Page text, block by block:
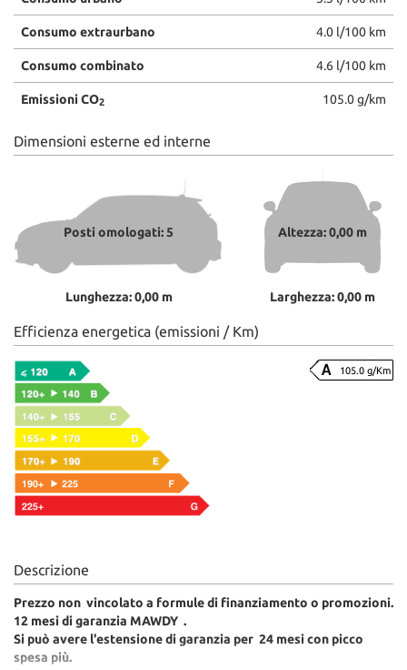
Consumo extraurbano 4.0 l/100 km
Consumo combinato 4.6 l/100 km
Emissioni CO2 105.0 g/km
Dimensioni esterne ed interne
Posti omologati: 5
Lunghezza: 0,00 m
Altezza: 0,00 m
Larghezza: 0,00 m
Efficienza energetica (emissioni / Km)
105.0 g/Km
Descrizione
Prezzo non vincolato a formule di finanziamento o promozioni.
12 mesi di garanzia MAWDY .
Si può avere l'estensione di garanzia per 24 mesi con picco
spesa più.